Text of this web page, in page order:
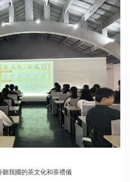
聽我國的茶文化和茶禮儀